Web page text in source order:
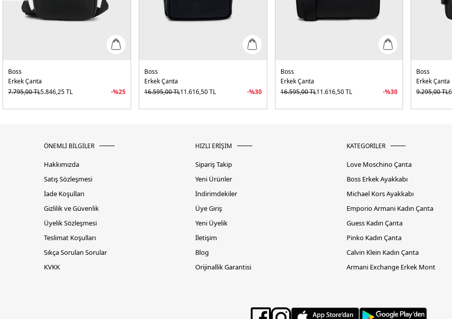
Boss
Erkek Çanta
7.795,00TL5.846,25TL -%25
Boss
Erkek Çanta
16.595,00TL11.616,50TL -%30
Boss
Erkek Çanta
16.595,00TL11.616,50TL -%30
Boss
Erkek Çanta
9.295,00TL
ÖNEMLİ BİLGİLER
Hakkımızda
Satış Sözleşmesi
İade Koşulları
Gizlilik ve Güvenlik
Üyelik Sözleşmesi
Teslimat Koşulları
Sıkça Sorulan Sorular
KVKK
HIZLI ERİŞİM
Sipariş Takip
Yeni Ürünler
İndirimdekiler
Üye Giriş
Yeni Üyelik
İletişim
Blog
Orijinallik Garantisi
KATEGORİLER
Love Moschino Çanta
Boss Erkek Ayakkabı
Michael Kors Ayakkabı
Emporio Armani Kadın Çanta
Guess Kadın Çanta
Pinko Kadın Çanta
Calvin Klein Kadın Çanta
Armani Exchange Erkek Mont